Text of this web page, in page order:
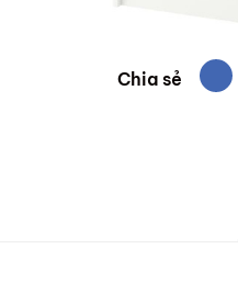
Chia sẻ